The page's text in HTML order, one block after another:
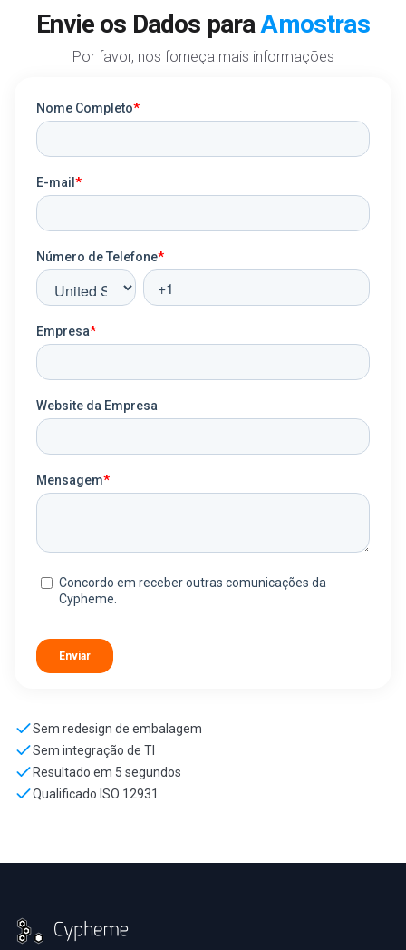
Envie os Dados paraAmostras
Por favor, nos forneça mais informações
Sem redesign de embalagem
Sem integração de TI
Resultado em 5 segundos
Qualificado ISO 12931